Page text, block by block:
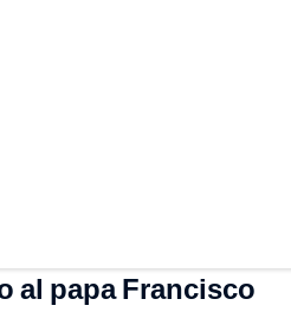
al papa Francisco